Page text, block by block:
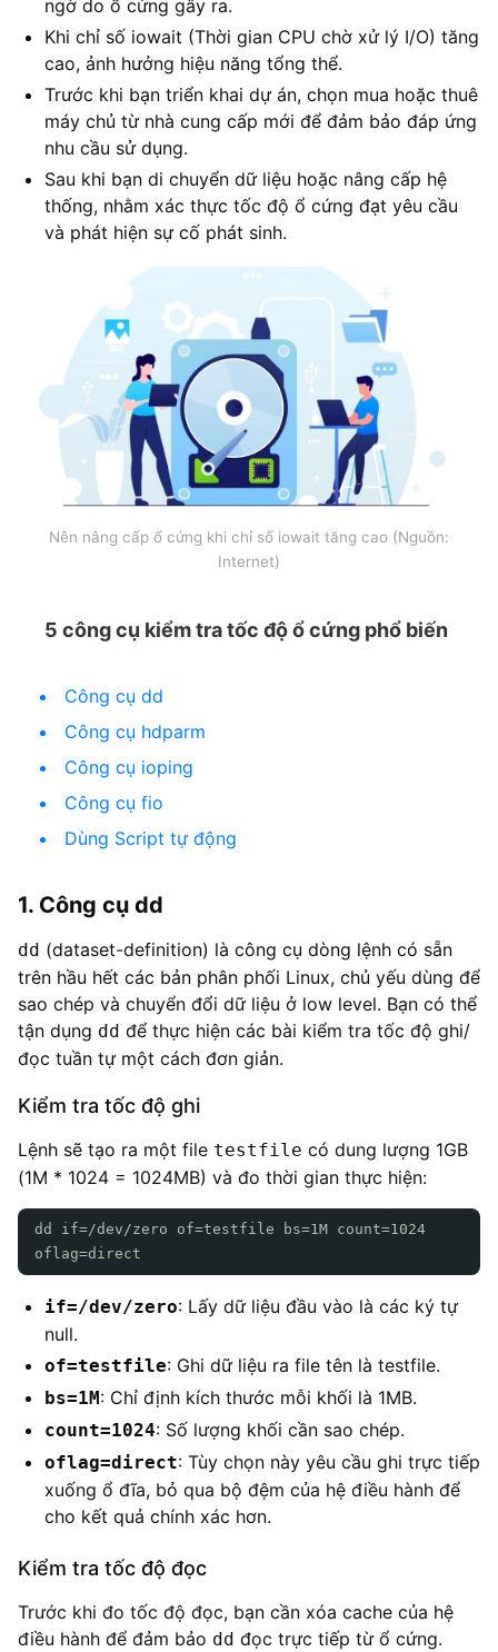
ngờ do ổ cứng gây ra.
Khi chỉ số iowait (Thời gian CPU chờ xử lý I/O) tăng
cao, ảnh hưởng hiệu năng tổng thể.
Trước khi bạn triển khai dự án, chọn mua hoặc thuê
máy chủ từ nhà cung cấp mới để đảm bảo đáp ứng
nhu cầu sử dụng.
Sau khi bạn di chuyển dữ liệu hoặc nâng cấp hệ
thống, nhằm xác thực tốc độ ổ cứng đạt yêu cầu
và phát hiện sự cố phát sinh.
Nên nâng cấp ổ cứng khi chỉ số iowait tăng cao (Nguồn:
Internet)
5 công cụ kiểm tra tốc độ ổ cứng phổ biến
Công cụ dd
Công cụ hdparm
Công cụ ioping
Công cụ fio
Dùng Script tự động
1. Công cụ dd
dd (dataset-definition) là công cụ dòng lệnh có sẵn
trên hầu hết các bản phân phối Linux, chủ yếu dùng để
sao chép và chuyển đổi dữ liệu ở low level. Bạn có thể
tận dụng dd để thực hiện các bài kiểm tra tốc độ ghi/
đọc tuần tự một cách đơn giản.
Kiểm tra tốc độ ghi
Lệnh sẽ tạo ra một file testfile có dung lượng 1GB
(1M * 1024 = 1024MB) và đo thời gian thực hiện:
dd if=/dev/zero of=testfile bs=1M count=1024
oflag=direct
if=/dev/zero: Lấy dữ liệu đầu vào là các ký tự
null.
of=testfile: Ghi dữ liệu ra file tên là testfile.
bs=1M: Chỉ định kích thước mỗi khối là 1MB.
count=1024: Số lượng khối cần sao chép.
oflag=direct: Tùy chọn này yêu cầu ghi trực tiếp
xuống ổ đĩa, bỏ qua bộ đệm của hệ điều hành để
cho kết quả chính xác hơn.
Kiểm tra tốc độ đọc
Trước khi đo tốc độ đọc, bạn cần xóa cache của hệ
điều hành để đảm bảo dd đọc trực tiếp từ ổ cứng.